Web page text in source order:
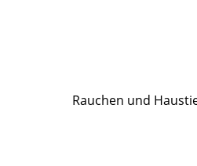
Rauchen und